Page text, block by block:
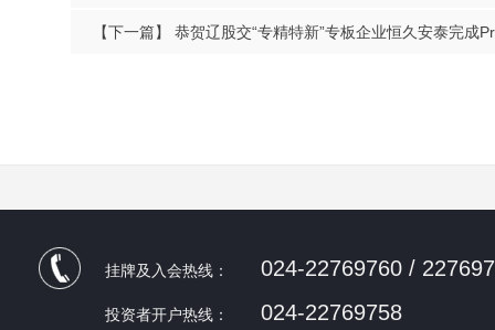
【下一篇】 恭贺辽股交“专精特新”专板企业恒久安泰完成
挂牌及入会热线： 024-22769760 /
投资者开户热线： 024-22769758